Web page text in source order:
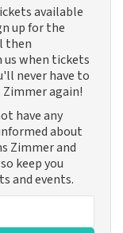
available
up for the
then
us when tickets
never have to
Zimmer again!
have any
about
Zimmer and
keep you
and events.